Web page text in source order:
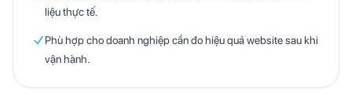
liệu thực tế.
Phù hợp cho doanh nghiệp cần đo hiệu quả website sau khi
vận hành.